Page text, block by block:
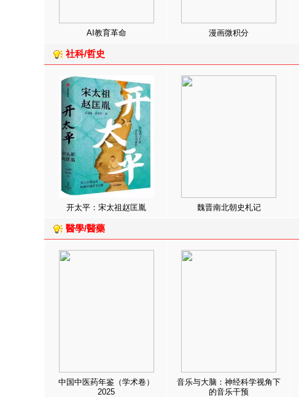
AI教育革命 漫画微积分
社科/哲史
开太平：宋太祖赵匡胤 魏晋南北朝史札记
醫學/醫藥
中国中医药年鉴（学术卷）
2025
音乐与大脑：神经科学视角下
的音乐干预